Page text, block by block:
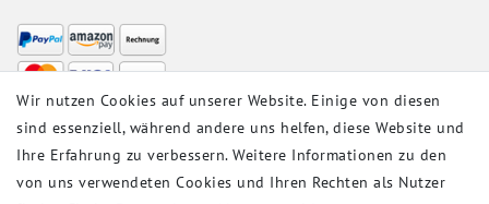
VERSANDPARTNER
Wir nutzen Cookies auf unserer Website. Einige von diesen
sind essenziell, während andere uns helfen, diese Website und
Ihre Erfahrung zu verbessern. Weitere Informationen zu den
von uns verwendeten Cookies und Ihren Rechten als Nutzer